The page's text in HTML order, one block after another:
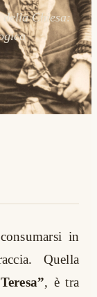
della Chiesa:
in
Quella
, è tra